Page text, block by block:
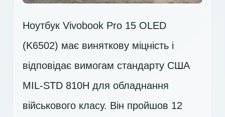
Ноутбук Vivobook Pro 15 OLED
(K6502) має виняткову міцність і
відповідає вимогам стандарту США
MIL-STD 810H для обладнання
військового класу. Він пройшов 12